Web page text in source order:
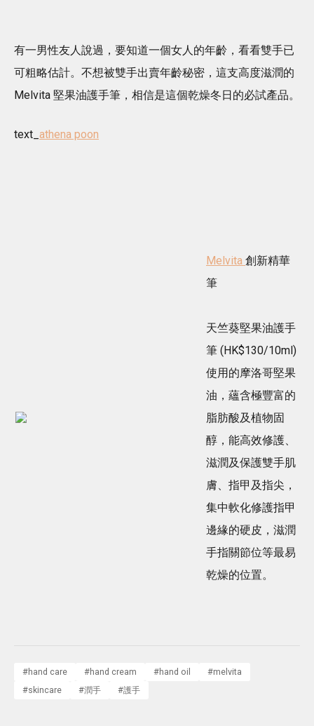
有一男性友人說過，要知道一個女人的年齡，看看雙手已
可粗略估計。不想被雙手出賣年齡秘密，這支高度滋潤的
Melvita 堅果油護手筆，相信是這個乾燥冬日的必試產品。
text_ athena poon
Melvita 創新精華
筆
天竺葵堅果油護手
筆 (HK$130/10ml)
使用的摩洛哥堅果
油，蘊含極豐富的
脂肪酸及植物固
醇，能高效修護、
滋潤及保護雙手肌
膚、指甲及指尖，
集中軟化修護指甲
邊緣的硬皮，滋潤
手指關節位等最易
乾燥的位置。
#hand care #hand cream #hand oil #melvita
#skincare #潤手 #護手